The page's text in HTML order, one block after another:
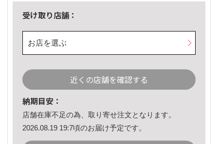
受け取り店舗：
お店を選ぶ
近くの店舗を確認する
納期目安：
店舗在庫不足の為、取り寄せ注文となります。
2026.08.19 19:7頃のお届け予定です。